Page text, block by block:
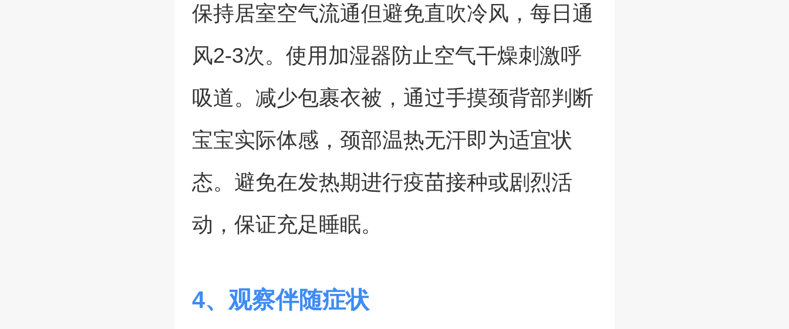
保持居室空气流通但避免直吹冷风，每日通
风2-3次。使用加湿器防止空气干燥刺激呼
吸道。减少包裹衣被，通过手摸颈背部判断
宝宝实际体感，颈部温热无汗即为适宜状
态。避免在发热期进行疫苗接种或剧烈活
动，保证充足睡眠。
4、观察伴随症状